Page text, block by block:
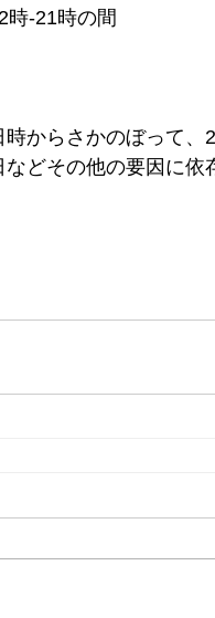
-21時の間
からさかのぼって、
その他の要因に依